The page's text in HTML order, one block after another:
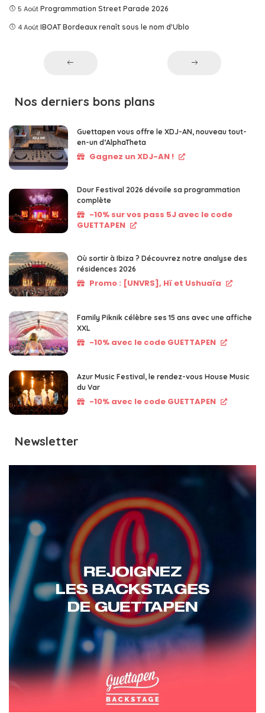
5 Août Programmation Street Parade 2026
4 Août IBOAT Bordeaux renaît sous le nom d'Ublo
Nos derniers bons plans
Guettapen vous offre le XDJ-AN, nouveau tout-
en-un d’AlphaTheta
Gagnez un XDJ-AN !
Dour Festival 2026 dévoile sa programmation
complète
-10% sur vos pass 5J avec le code
GUETTAPEN
Où sortir à Ibiza ? Découvrez notre analyse des
résidences 2026
Promo : [UNVRS], Hï et Ushuaïa
Family Piknik célèbre ses 15 ans avec une affiche
XXL
-10% avec le code GUETTAPEN
Azur Music Festival, le rendez-vous House Music
du Var
-10% avec le code GUETTAPEN
Newsletter